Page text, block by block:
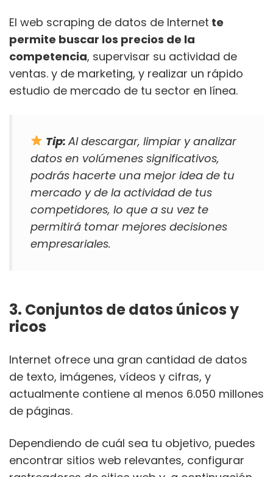
El web scraping de datos de Internet te
permite buscar los precios de la
competencia, supervisar su actividad de
ventas. y de marketing, y realizar un rápido
estudio de mercado de tu sector en línea.
Tip: Al descargar, limpiar y analizar
datos en volúmenes significativos,
podrás hacerte una mejor idea de tu
mercado y de la actividad de tus
competidores, lo que a su vez te
permitirá tomar mejores decisiones
empresariales.
3. Conjuntos de datos únicos y
ricos
Internet ofrece una gran cantidad de datos
de texto, imágenes, vídeos y cifras, y
actualmente contiene al menos 6.050 millones
de páginas.
Dependiendo de cuál sea tu objetivo, puedes
encontrar sitios web relevantes, configurar